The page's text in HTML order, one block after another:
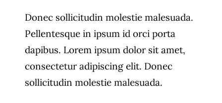
Donec sollicitudin molestie malesuada.
Pellentesque in ipsum id orci porta
dapibus. Lorem ipsum dolor sit amet,
consectetur adipiscing elit. Donec
sollicitudin molestie malesuada.